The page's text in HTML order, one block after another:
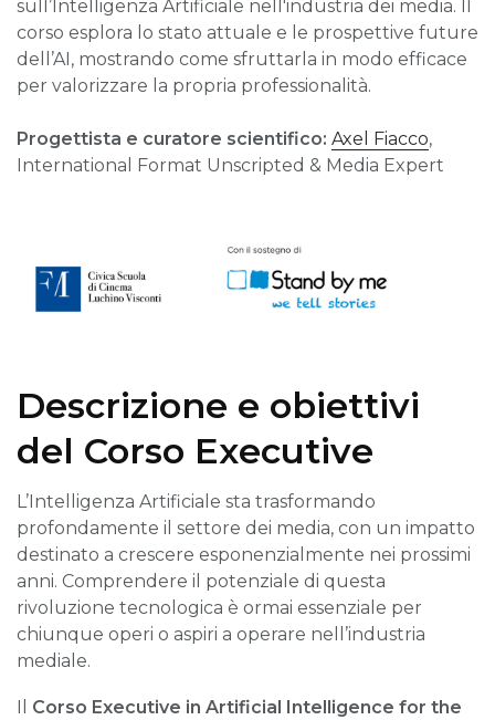
sull’Intelligenza Artificiale nell'industria dei media. Il
corso esplora lo stato attuale e le prospettive future
dell’AI, mostrando come sfruttarla in modo efficace
per valorizzare la propria professionalità.
Progettista e curatore scientifico: Axel Fiacco,
International Format Unscripted & Media Expert
Descrizione e obiettivi
del Corso Executive
L’Intelligenza Artificiale sta trasformando
profondamente il settore dei media, con un impatto
destinato a crescere esponenzialmente nei prossimi
anni. Comprendere il potenziale di questa
rivoluzione tecnologica è ormai essenziale per
chiunque operi o aspiri a operare nell’industria
mediale.
Il Corso Executive in Artificial Intelligence for the